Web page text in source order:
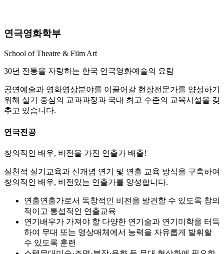
연극영화학부
School of Theatre & Film Art
30년 전통을 자랑하는 한국 연극영화예술의 요람
공연예술과 영화영상분야를 이끌어갈 현장전문가를 양성하기
위해 실기 중심의 교과과정과 국내 최고 수준의 교육시설을 갖
추고 있습니다.
연극전공
창의적인 배우, 비전을 가진 연출가 배출!
실천적 실기교육과 신개념 연기 및 연출 교육 방식을 구축하여
창의적인 배우, 비전있는 연출가를 양성합니다.
연출연출가로서 독창적인 비전을 발견할 수 있도록 창의
적이고 통섭적인 연출교육
연기 배우가 가져야 할 다양한 연기술과 연기미학을 터득
하여 무대 또는 영상매체에서 능력을 자유롭게 발휘할
수 있도록 훈련